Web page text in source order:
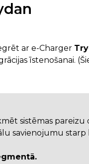
ar e-Charger
īstenošanai.
sistēmas
savienojumu